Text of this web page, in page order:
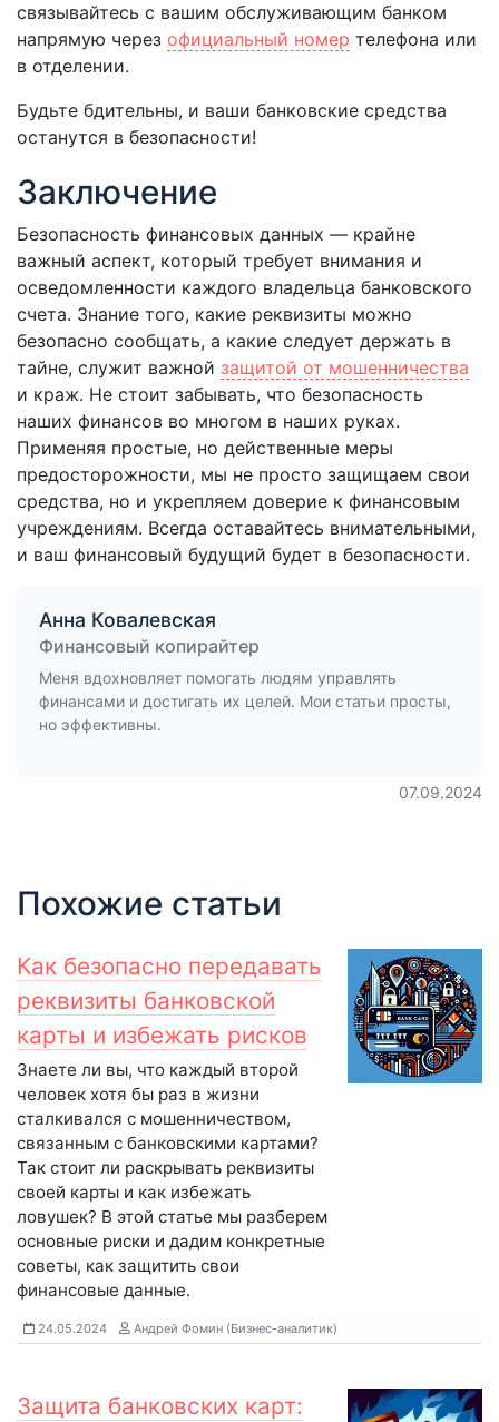
связывайтесь с вашим обслуживающим банком
напрямую через официальный номер телефона или
в отделении.
Будьте бдительны, и ваши банковские средства
останутся в безопасности!
Заключение
Безопасность финансовых данных — крайне
важный аспект, который требует внимания и
осведомленности каждого владельца банковского
счета. Знание того, какие реквизиты можно
безопасно сообщать, а какие следует держать в
тайне, служит важной защитой от мошенничества
и краж. Не стоит забывать, что безопасность
наших финансов во многом в наших руках.
Применяя простые, но действенные меры
предосторожности, мы не просто защищаем свои
средства, но и укрепляем доверие к финансовым
учреждениям. Всегда оставайтесь внимательными,
и ваш финансовый будущий будет в безопасности.
Анна Ковалевская
Финансовый копирайтер
Меня вдохновляет помогать людям управлять
финансами и достигать их целей. Мои статьи просты,
но эффективны.
07.09.2024
Похожие статьи
Как безопасно передавать
реквизиты банковской
карты и избежать рисков
Знаете ли вы, что каждый второй
человек хотя бы раз в жизни
сталкивался с мошенничеством,
связанным с банковскими картами?
Так стоит ли раскрывать реквизиты
своей карты и как избежать
ловушек? В этой статье мы разберем
основные риски и дадим конкретные
советы, как защитить свои
финансовые данные.
24.05.2024 Андрей Фомин (Бизнес-аналитик)
Защита банковских карт: